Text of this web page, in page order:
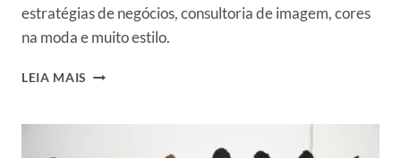
estratégias de negócios, consultoria de imagem, cores
na moda e muito estilo.
LEIA MAIS TENDÊNCIAS
–